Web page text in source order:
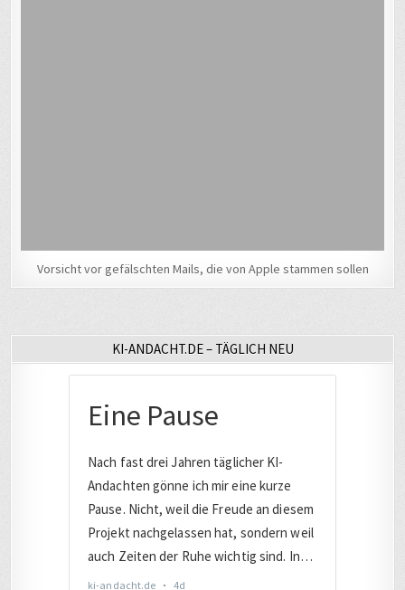
Vorsicht vor gefälschten Mails, die von Apple stammen sollen
KI-ANDACHT.DE – TÄGLICH NEU